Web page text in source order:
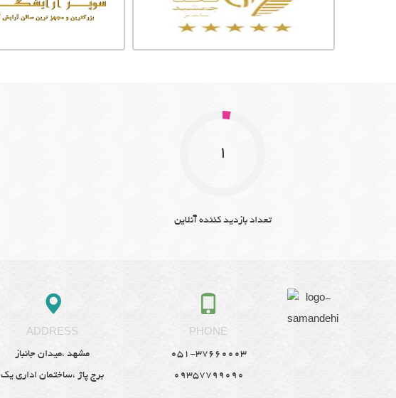
1
تعداد بازدید کننده آنلاین
ADDRESS
مشهد ،میدان جانباز
برج پاژ ،ساختمان اداری یک
PHONE
051-37660003
09357799090